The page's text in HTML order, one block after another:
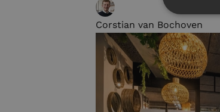
Corstian van Bochoven